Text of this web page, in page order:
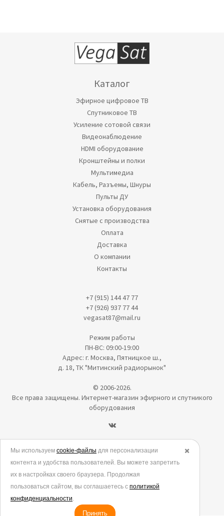
Каталог
Эфирное цифровое ТВ
Спутниковое ТВ
Усиление сотовой связи
Видеонаблюдение
HDMI оборудование
Кронштейны и полки
Мультимедиа
Кабель, Разъемы, Шнуры
Пульты ДУ
Установка оборудования
Снятые с производства
Оплата
Доставка
О компании
Контакты
+7 (915) 144 47 77
+7 (926) 937 77 44
vegasat87@mail.ru
Режим работы
ПН-ВС: 09:00-19:00
Адрес: г. Москва, Пятницкое ш.,
д. 18, ТК "Митинский радиорынок"
© 2006-2026.
Все права защищены. Интернет-магазин эфирного и спутникого
оборудования
Политика в отношении обработки персональных данных
Согласие на обработку персональных данных
Согласие на обработку данных метрическими программами
Политика использования cookies
✖️
Мы используем cookie-файлы для персонализации
контента и удобства пользователей. Вы можете запретить
их в настройках своего браузера. Продолжая
пользоваться сайтом, вы соглашаетесь с политикой
конфиденциальности.
Принять